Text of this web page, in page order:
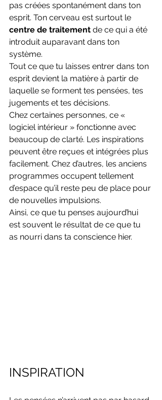
pas créées spontanément dans ton
esprit. Ton cerveau est surtout le
centre de traitement de ce qui a été
introduit auparavant dans ton
système.
Tout ce que tu laisses entrer dans ton
esprit devient la matière à partir de
laquelle se forment tes pensées, tes
jugements et tes décisions.
Chez certaines personnes, ce «
logiciel intérieur » fonctionne avec
beaucoup de clarté. Les inspirations
peuvent être reçues et intégrées plus
facilement. Chez d’autres, les anciens
programmes occupent tellement
d’espace qu’il reste peu de place pour
de nouvelles impulsions.
Ainsi, ce que tu penses aujourd’hui
est souvent le résultat de ce que tu
as nourri dans ta conscience hier.
INSPIRATION